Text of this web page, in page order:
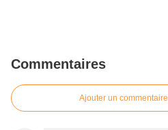
Commentaires
Ajouter un commentaire